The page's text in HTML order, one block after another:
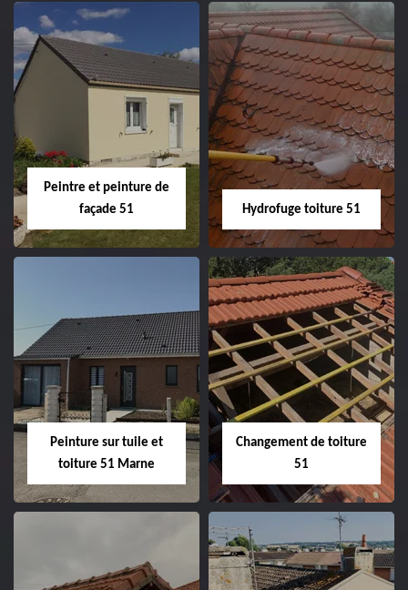
Peintre intérieur
Habillage planche
de rive 51
Peintre et peinture de
façade 51
Peintre et peinture
de façade 51
Hydrofuge toiture 51
Hydrofuge toiture
51
Peinture sur tuile et
toiture 51 Marne
Changement de toiture
51